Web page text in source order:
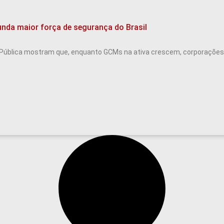
maior força de segurança do Brasil
mostram que, enquanto GCMs na ativa crescem,